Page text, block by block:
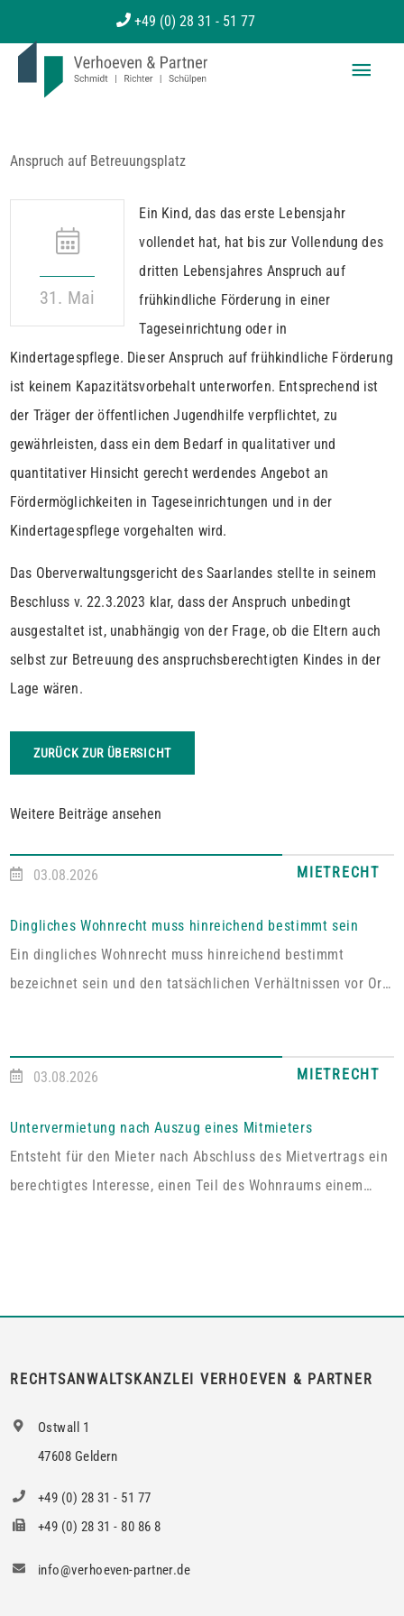
Inhalt
+49 (0) 28 31 - 51 77
Anspruch auf Betreuungsplatz
31. Mai
Ein Kind, das das erste Lebensjahr
vollendet hat, hat bis zur Vollendung des
dritten Lebensjahres Anspruch auf
frühkindliche Förderung in einer
Tageseinrichtung oder in
Kindertagespflege. Dieser Anspruch auf frühkindliche Förderung
ist keinem Kapazitätsvorbehalt unterworfen. Entsprechend ist
der Träger der öffentlichen Jugendhilfe verpflichtet, zu
gewährleisten, dass ein dem Bedarf in qualitativer und
quantitativer Hinsicht gerecht werdendes Angebot an
Fördermöglichkeiten in Tageseinrichtungen und in der
Kindertagespflege vorgehalten wird.
Das Oberverwaltungsgericht des Saarlandes stellte in seinem
Beschluss v. 22.3.2023 klar, dass der Anspruch unbedingt
ausgestaltet ist, unabhängig von der Frage, ob die Eltern auch
selbst zur Betreuung des anspruchsberechtigten Kindes in der
Lage wären.
ZURÜCK ZUR ÜBERSICHT
Weitere Beiträge ansehen
03.08.2026 MIETRECHT
Dingliches Wohnrecht muss hinreichend bestimmt sein
Ein dingliches Wohnrecht muss hinreichend bestimmt
bezeichnet sein und den tatsächlichen Verhältnissen vor Ort
Oberlandesgericht Zweibrücken entschiedenen Fall umfasste
alleinige ausschließliche Benutzung der abgeschlossenen
Wohnung im Dachgeschoss“. Tatsächlich handelt es sich bei
dem […]
03.08.2026 MIETRECHT
Untervermietung nach Auszug eines Mitmieters
Entsteht für den Mieter nach Abschluss des Mietvertrags ein
berechtigtes Interesse, einen Teil des Wohnraums einem
RECHTSANWALTSKANZLEI VERHOEVEN & PARTNER
Ostwall 1
47608 Geldern
+49 (0) 28 31 - 51 77
+49 (0) 28 31 - 80 86 8
info@verhoeven-partner.de